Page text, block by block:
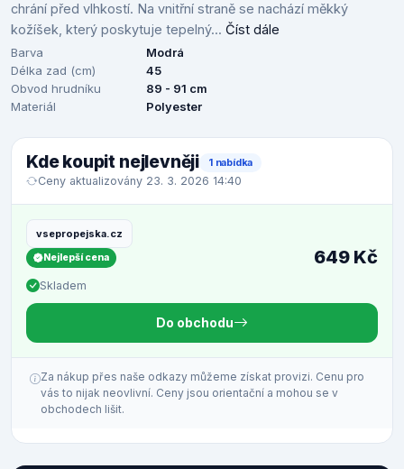
chrání před vlhkostí. Na vnitřní straně se nachází měkký
kožíšek, který poskytuje tepelný... Číst dále
Barva
Modrá
Délka zad (cm)
45
Obvod hrudníku
89 - 91 cm
Materiál
Polyester
Kde koupit nejlevněji 1 nabídka
Ceny aktualizovány 23. 3. 2026 14:40
vsepropejska.cz
Nejlepší cena
Skladem
649 Kč
Do obchodu
Za nákup přes naše odkazy můžeme získat provizi. Cenu pro
vás to nijak neovlivní. Ceny jsou orientační a mohou se v
obchodech lišit.